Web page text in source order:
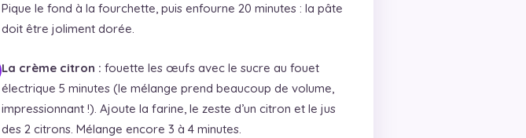
Pique le fond à la fourchette, puis enfourne 20 minutes : la pâte
doit être joliment dorée.
La crème citron : fouette les œufs avec le sucre au fouet
électrique 5 minutes (le mélange prend beaucoup de volume,
impressionnant !). Ajoute la farine, le zeste d’un citron et le jus
des 2 citrons. Mélange encore 3 à 4 minutes.